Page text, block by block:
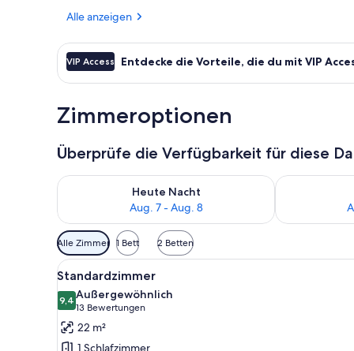
Alle anzeigen
VIP Access Entdecke die Vorteile, die du mit VIP
Zimmeroptionen
Überprüfe die Verfügbarkeit für diese
Heute Nacht
Aug. 7 - Aug. 8
Überprüfe die Verfügbarkeit für heute Nacht, Aug.
Überprüfe
Verfügbare
Filter
für
Zimmer
Alle Zimmer 1 Bett 2 Betten
Alle
Fotos
für
Standardzimmer
anzeigen
5
Standardzimmer
9,49,4 von 10
Außergewöhnlich
13 Bewertungen
(13
Bewertungen)
22 m²
1 Schlafzimmer